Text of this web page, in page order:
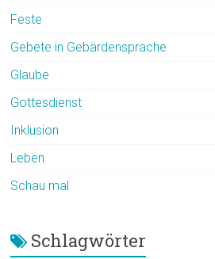
Feste
Gebete in Gebärdensprache
Glaube
Gottesdienst
Inklusion
Leben
Schau mal
Schlagwörter